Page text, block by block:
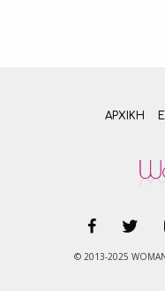
ΑΡΧΙΚΗ
© 2013-2025